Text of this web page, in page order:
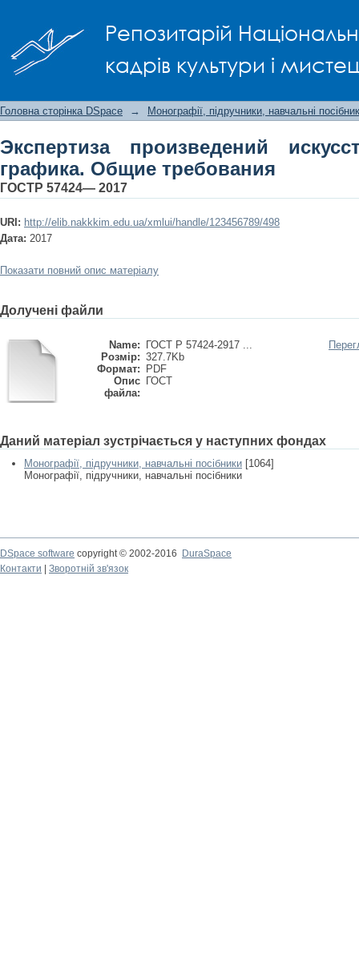
Репозитарій
кадрів культури і
требования
Головна сторінка DSpace → Монографії, підручники, навчальні
Экспертиза произведений
графика. Общие требования
ГОСТР 57424— 2017
URI: http://elib.nakkkim.edu.ua/xmlui/handle/123456789/498
Дата: 2017
Показати повний опис матеріалу
Долучені файли
Name:
ГОСТ Р 57424-2917 ...
Розмір: 327.7Kb
Формат:
PDF
Опис
файла:
ГОСТ
Даний матеріал зустрічається у наступних фондах
Монографії, підручники, навчальні посібники [1064]
Монографії, підручники, навчальні посібники
DSpace software copyright © 2002-2016
DuraSpace
Контакти
Зворотній зв'язок